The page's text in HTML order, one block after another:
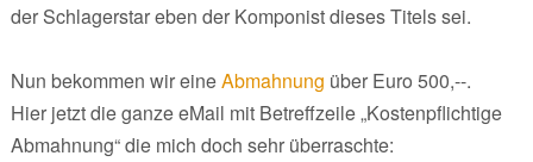
der Schlagerstar eben der Komponist dieses Titels sei.
Nun bekommen wir eineAbmahnung über Euro 500,--.
Hier jetzt die ganze eMail mit Betreffzeile „Kostenpflichtige
Abmahnung“ die mich doch sehr überraschte: